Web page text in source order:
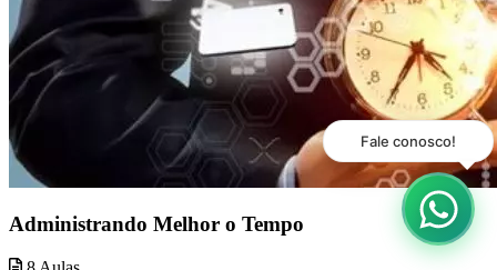
Administrando Melhor o Tempo